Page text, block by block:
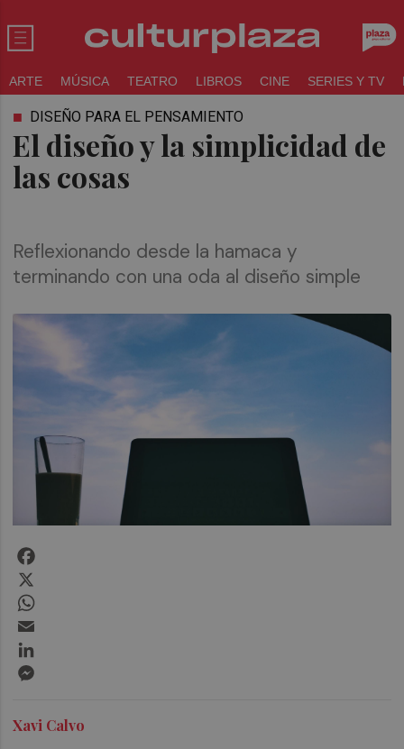
ARTE MÚSICA TEATRO LIBROS CINE SERIES Y TV
El diseño y la simplicidad de
las cosas
DISEÑO PARA EL PENSAMIENTO
Reflexionando desde la hamaca y
terminando con una oda al diseño simple
Xavi Calvo